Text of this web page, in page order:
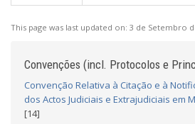
This page was last updated on: 3 de Setembro
Convenções (incl. Protocolos e
Convenção Relativa à Citação e à
dos Actos Judiciais e Extrajudiciais em
[14]